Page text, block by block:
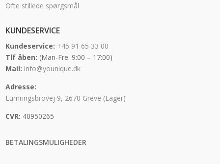
Ofte stillede spørgsmål
KUNDESERVICE
Kundeservice: +45 91 65 33 00
Tlf åben: (Man-Fre: 9:00 – 17:00)
Mail: info@younique.dk
Adresse:
Lumringsbrovej 9, 2670 Greve (Lager)
CVR: 40950265
BETALINGSMULIGHEDER